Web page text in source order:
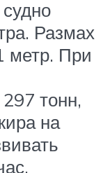
Размах
метр. При
тонн,
на